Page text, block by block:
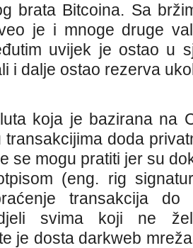
brata Bitcoina. Sa
je i mnoge druge
uvijek je ostao u
i dalje ostao rezerva
koja je bazirana na
transakcijima doda
se mogu pratiti jer su
(eng. rig
transakcija
svima koji ne
je dosta darkweb